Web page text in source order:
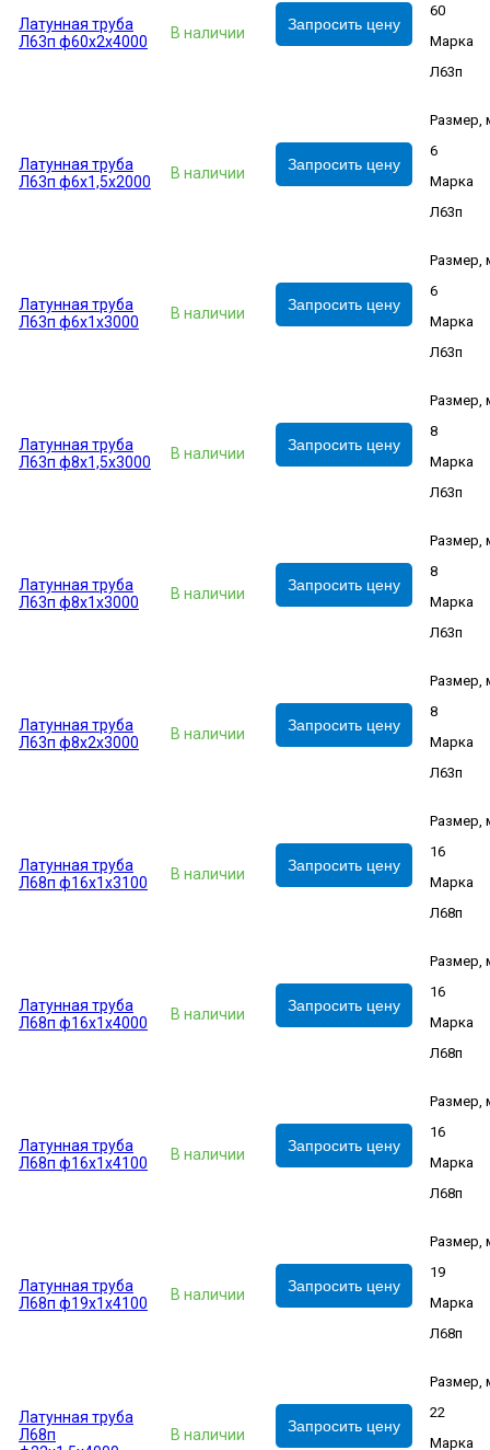
Латунная труба
Л63п ф60х2х4000
В наличии Запросить цену
60
Марка
Л63п
Латунная труба
Л63п ф6х1,5х2000
В наличии Запросить цену
Размер,
6
Марка
Л63п
Латунная труба
Л63п ф6х1х3000
В наличии Запросить цену
Размер,
6
Марка
Л63п
Латунная труба
Л63п ф8х1,5х3000
В наличии Запросить цену
Размер,
8
Марка
Л63п
Латунная труба
Л63п ф8х1х3000
В наличии Запросить цену
Размер,
8
Марка
Л63п
Латунная труба
Л63п ф8х2х3000
В наличии Запросить цену
Размер,
8
Марка
Л63п
Латунная труба
Л68п ф16х1х3100
В наличии Запросить цену
Размер,
16
Марка
Л68п
Латунная труба
Л68п ф16х1х4000
В наличии Запросить цену
Размер,
16
Марка
Л68п
Латунная труба
Л68п ф16х1х4100
В наличии Запросить цену
Размер,
16
Марка
Л68п
Латунная труба
Л68п ф19х1х4100
В наличии Запросить цену
Размер,
19
Марка
Л68п
Латунная труба
Л68п
В наличии Запросить цену
Размер,
22
Марка